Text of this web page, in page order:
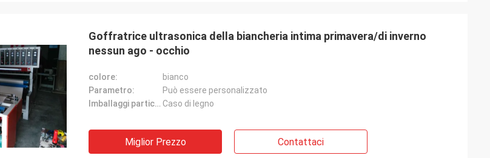
Goffratrice ultrasonica della biancheria intima primavera/di inverno
nessun ago - occhio
colore:
bianco
Parametro:
Può essere personalizzato
Imballaggi particolari: Caso di legno
Miglior Prezzo Contattaci